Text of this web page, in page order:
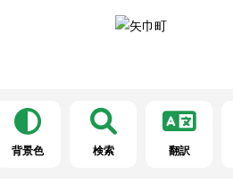
背景色 検索 翻訳